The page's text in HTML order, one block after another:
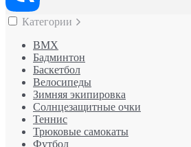
Категории
BMX
Бадминтон
Баскетбол
Велосипеды
Зимняя экипировка
Солнцезащитные очки
Теннис
Трюковые самокаты
Футбол